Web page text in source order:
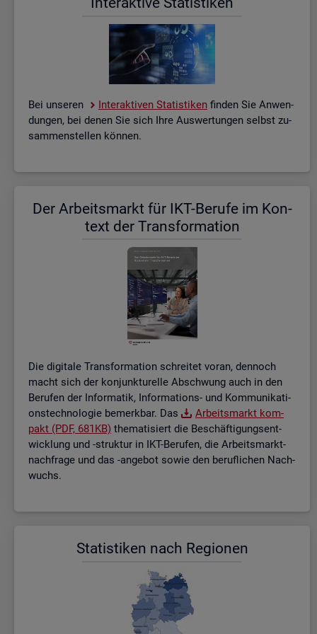
Bei un­se­ren In­ter­ak­ti­ven Sta­tis­ti­ken fin­den Sie An­wen­
dun­gen, bei denen Sie sich Ihre Aus­wer­tun­gen selbst zu­
sam­men­stel­len kön­nen.
Der Ar­beits­markt für IKT-Be­ru­fe im Kon­
text der Trans­for­ma­ti­on
Die di­gi­ta­le Trans­for­ma­ti­on schrei­tet voran, den­noch
macht sich der kon­junk­tu­rel­le Ab­schwung auch in den
Be­ru­fen der In­for­ma­tik, In­for­ma­ti­ons- und Kom­mu­ni­ka­ti­
ons­tech­no­lo­gie be­merk­bar. Das
Ar­beits­markt kom­
pakt (PDF, 681KB) the­ma­ti­siert die Be­schäf­ti­gungs­ent­
wick­lung und -struk­tur in IKT-Be­ru­fen, die Ar­beits­markt­
nach­fra­ge und das -an­ge­bot sowie den be­ruf­li­chen Nach­
wuchs.
Sta­tis­ti­ken nach Re­gio­nen